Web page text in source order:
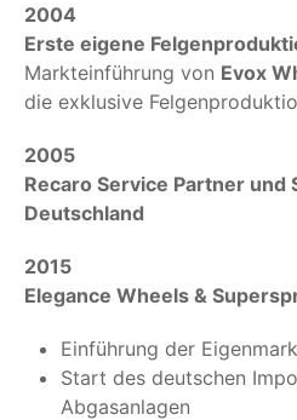
2004
Erste eigene
Markteinführung von Evox
die exklusive
2005
Recaro Service Partner und
Deutschland
2015
Elegance Wheels &
Einführung der
Start des deutschen
Abgasanlagen